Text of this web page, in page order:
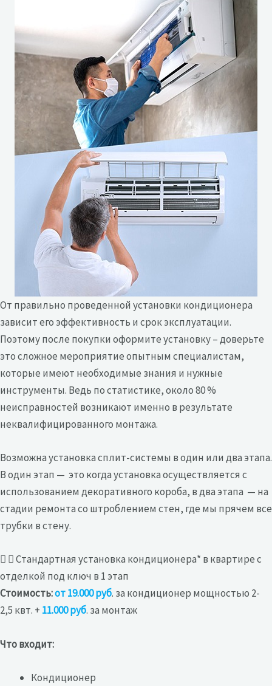
От правильно проведенной установки кондиционера
зависит его эффективность и срок эксплуатации.
Поэтому после покупки оформите установку – доверьте
это сложное мероприятие опытным специалистам,
которые имеют необходимые знания и нужные
инструменты. Ведь по статистике, около 80 %
неисправностей возникают именно в результате
неквалифицированного монтажа.
Возможна установка сплит-системы в один или два этапа.
В один этап — это когда установка осуществляется с
использованием декоративного короба, в два этапа — на
стадии ремонта со штроблением стен, где мы прячем все
трубки в стену.
Стандартная установка кондиционера* в квартире с
отделкой под ключ в 1 этап
Стоимость:от 19.000руб. за кондиционер мощностью 2-
2,5 квт. + 11.000 руб. за монтаж
Что входит:
Кондиционер